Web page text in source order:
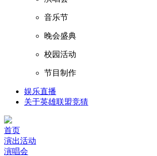
音乐节
晚会盛典
校园活动
节目制作
娱乐直播
关于英雄联盟竞猜
首页
演出活动
演唱会